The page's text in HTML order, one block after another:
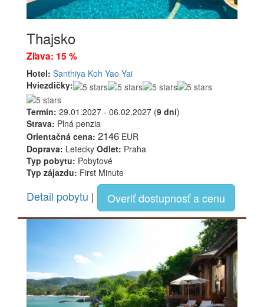
Thajsko
Zľava: 15 %
Hotel: Santhiya Koh Yao Yai
Hviezdičky:
Termín: 29.01.2027 - 06.02.2027 (9 dní)
Strava: Plná penzia
Orientačná cena: 2146 EUR
Doprava: Letecky Odlet: Praha
Typ pobytu: Pobytové
Typ zájazdu: First Minute
Detail pobytu | Overiť dostupnosť a cenu